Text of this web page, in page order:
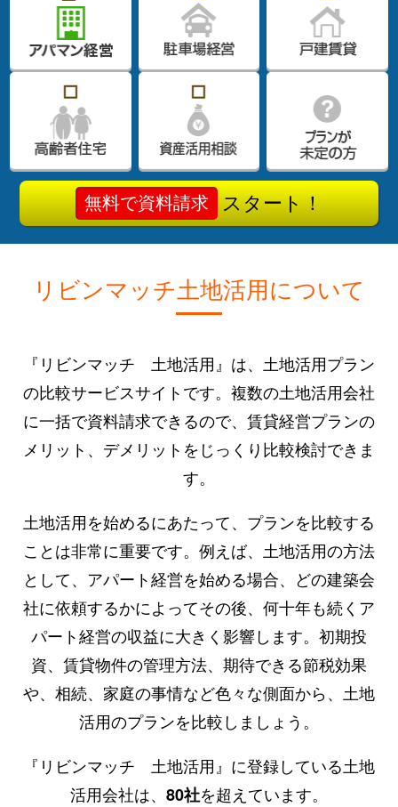
無料で資料請求 スタート！
リビンマッチ土地活用について
『リビンマッチ 土地活用』は、土地活用プラン
の比較サービスサイトです。複数の土地活用会社
に一括で資料請求できるので、賃貸経営プランの
メリット、デメリットをじっくり比較検討できま
す。
土地活用を始めるにあたって、プランを比較する
ことは非常に重要です。例えば、土地活用の方法
として、アパート経営を始める場合、どの建築会
社に依頼するかによってその後、何十年も続くア
パート経営の収益に大きく影響します。初期投
資、賃貸物件の管理方法、期待できる節税効果
や、相続、家庭の事情など色々な側面から、土地
活用のプランを比較しましょう。
『リビンマッチ 土地活用』に登録している土地
活用会社は、 80社を超えています。